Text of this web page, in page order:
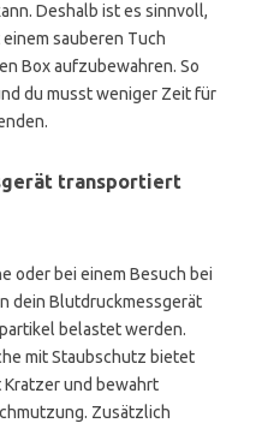
Deshalb ist es sinnvoll,
sauberen Tuch
Box aufzubewahren. So
du musst weniger Zeit für
transportiert
oder bei einem Besuch bei
dein Blutdruckmessgerät
belastet werden.
mit Staubschutz bietet
und bewahrt
Zusätzlich